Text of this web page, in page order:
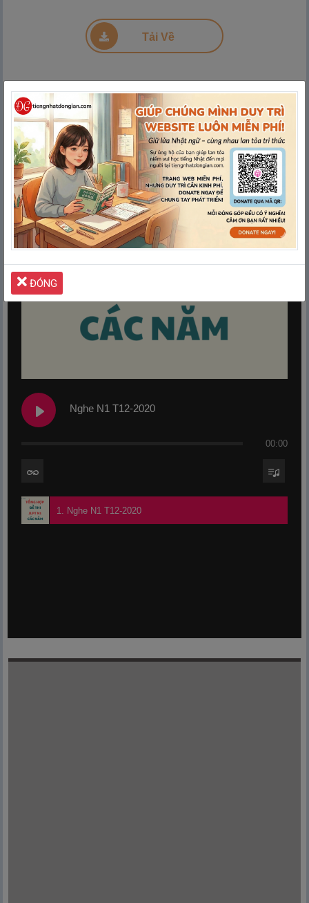
Đang tải PDF 41% ...
Tải Về
Nghe N1 T12-2020
00:00
1. Nghe N1 T12-2020
ĐÓNG